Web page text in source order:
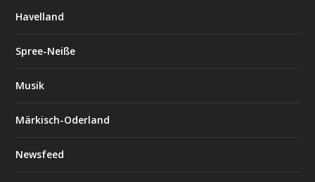
Havelland
Spree-Neiße
Musik
Märkisch-Oderland
Newsfeed